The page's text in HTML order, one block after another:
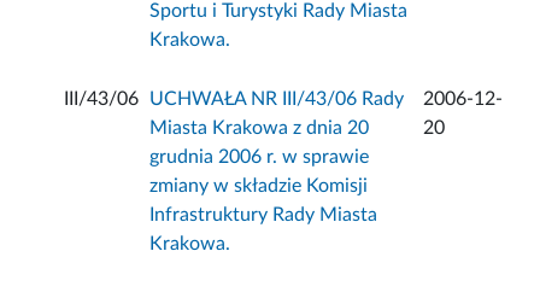
Sportu i Turystyki Rady Miasta
Krakowa.
III/43/06
UCHWAŁA NR III/43/06 Rady
Miasta Krakowa z dnia 20
grudnia 2006 r. w sprawie
zmiany w składzie Komisji
Infrastruktury Rady Miasta
Krakowa.
2006-12-
20